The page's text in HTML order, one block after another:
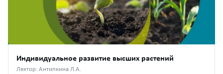
Индивидуальное развитие высших растений
Лектор: Антипкина Л.А.